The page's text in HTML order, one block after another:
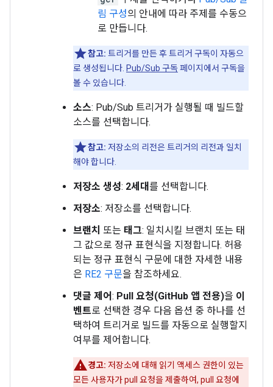
림 구성의 안내에 따라 주제를 수동으
로 만듭니다.
참고: 트리거를 만든 후 트리거 구독이 자동으
로 생성됩니다. Pub/Sub 구독 페이지에서 구독을
볼 수 있습니다.
소스: Pub/Sub 트리거가 실행될 때 빌드할
소스를 선택합니다.
참고: 저장소의 리전은 트리거의 리전과 일치
해야 합니다.
저장소 생성: 2세대를 선택합니다.
저장소: 저장소를 선택합니다.
브랜치 또는 태그: 일치시킬 브랜치 또는 태
그 값으로 정규 표현식을 지정합니다. 허용
되는 정규 표현식 구문에 대한 자세한 내용
은 RE2 구문을 참조하세요.
댓글 제어 : Pull 요청(GitHub 앱 전용)을 이
벤트로 선택한 경우 다음 옵션 중 하나를 선
택하여 트리거로 빌드를 자동으로 실행할지
여부를 제어합니다.
경고: 저장소에 대해 읽기 액세스 권한이 있는
모든 사용자가 pull 요청을 제출하여, pull 요청에